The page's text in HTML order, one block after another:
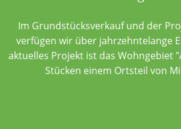
Im Grundstücksverkauf und der
verfügen wir über jahrzehntelange
aktuelles Projekt ist das Wohngebiet
Stücken einem Ortsteil von